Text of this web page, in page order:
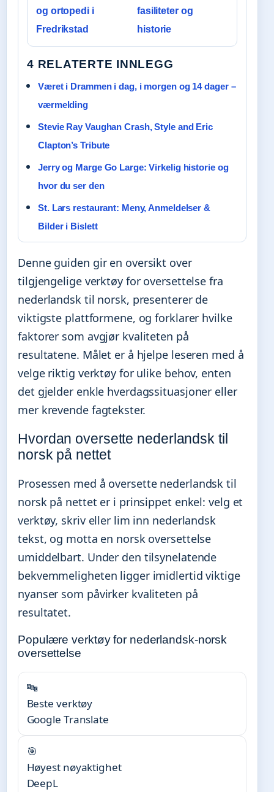
og ortopedi i
Fredrikstad
fasiliteter og
historie
4 RELATERTE INNLEGG
Været i Drammen i dag, i morgen og 14 dager –
værmelding
Stevie Ray Vaughan Crash, Style and Eric
Clapton’s Tribute
Jerry og Marge Go Large: Virkelig historie og
hvor du ser den
St. Lars restaurant: Meny, Anmeldelser &
Bilder i Bislett
Denne guiden gir en oversikt over
tilgjengelige verktøy for oversettelse fra
nederlandsk til norsk, presenterer de
viktigste plattformene, og forklarer hvilke
faktorer som avgjør kvaliteten på
resultatene. Målet er å hjelpe leseren med å
velge riktig verktøy for ulike behov, enten
det gjelder enkle hverdagssituasjoner eller
mer krevende fagtekster.
Hvordan oversette nederlandsk til
norsk på nettet
Prosessen med å oversette nederlandsk til
norsk på nettet er i prinsippet enkel: velg et
verktøy, skriv eller lim inn nederlandsk
tekst, og motta en norsk oversettelse
umiddelbart. Under den tilsynelatende
bekvemmeligheten ligger imidlertid viktige
nyanser som påvirker kvaliteten på
resultatet.
Populære verktøy for nederlandsk-norsk
oversettelse
🔤
Beste verktøy
Google Translate
🎯
Høyest nøyaktighet
DeepL